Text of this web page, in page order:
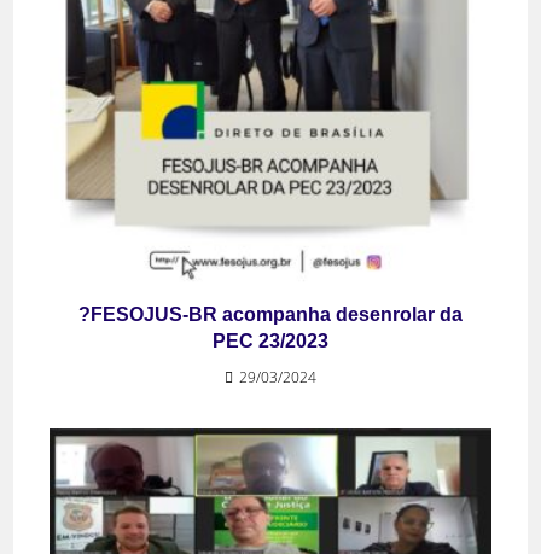
?FESOJUS-BR acompanha desenrolar da
PEC 23/2023
29/03/2024